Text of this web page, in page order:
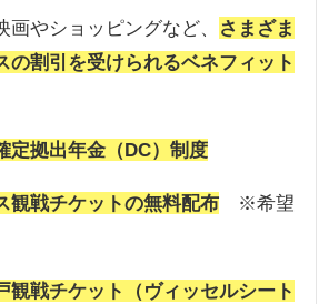
画やショッピングなど、 さまざま
の割引を受けられるベネフィット
定拠出年金（DC）制度
観戦チケットの無料配布 ※希望
観戦チケット（ヴィッセルシート